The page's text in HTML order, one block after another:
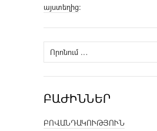
այստեղից։
Որոնել՝
ԲԱԺԻՆՆԵՐ
ԲՈՎԱՆԴԱԿՈՒԹՅՈՒՆ